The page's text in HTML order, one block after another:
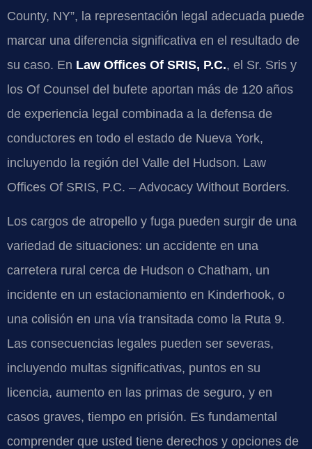
County, NY”, la representación legal adecuada puede
marcar una diferencia significativa en el resultado de
su caso. En Law Offices Of SRIS, P.C., el Sr. Sris y
los Of Counsel del bufete aportan más de 120 años
de experiencia legal combinada a la defensa de
conductores en todo el estado de Nueva York,
incluyendo la región del Valle del Hudson. Law
Offices Of SRIS, P.C. – Advocacy Without Borders.
Los cargos de atropello y fuga pueden surgir de una
variedad de situaciones: un accidente en una
carretera rural cerca de Hudson o Chatham, un
incidente en un estacionamiento en Kinderhook, o
una colisión en una vía transitada como la Ruta 9.
Las consecuencias legales pueden ser severas,
incluyendo multas significativas, puntos en su
licencia, aumento en las primas de seguro, y en
casos graves, tiempo en prisión. Es fundamental
comprender que usted tiene derechos y opciones de